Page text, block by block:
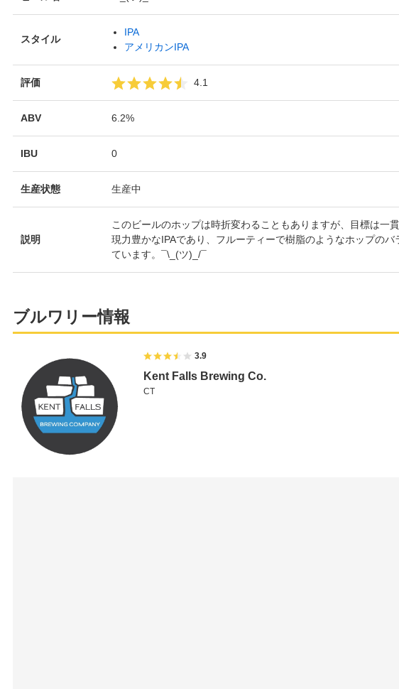
スタイル
IPA
アメリカンIPA
評価 4.1
ABV 6.2%
IBU 0
生産状態 生産中
説明
このビールのホップは時折変わることもありますが、目標は一
現力豊かなIPAであり、フルーティーで樹脂のようなホップのバ
ています。¯\_(ツ)_/¯
ブルワリー情報
3.9
Kent Falls Brewing Co.
CT